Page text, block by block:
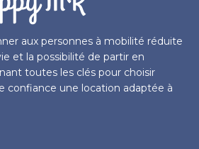
aux personnes à mobilité réduite
et la possibilité de partir en
toutes les clés pour choisir
confiance une location adaptée à